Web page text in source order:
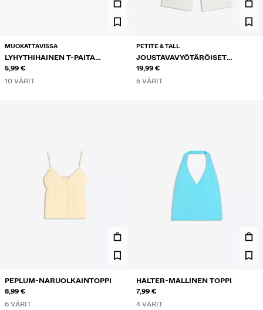
MUOKATTAVISSA
LYHYTHIHAINEN T-PAITA
PYÖREÄLLÄ KAULA-AUKOLLA
5,99 €
10 VÄRIT
PETITE & TALL
JOUSTAVAVYÖTÄRÖISET
HOUSUT
19,99 €
6 VÄRIT
PEPLUM-NARUOLKAINTOPPI
8,99 €
6 VÄRIT
HALTER-MALLINEN TOPPI
7,99 €
4 VÄRIT